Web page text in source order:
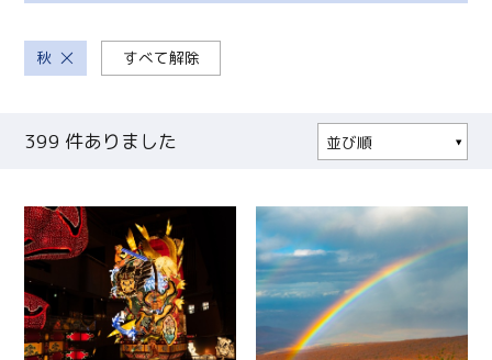
秋 すべて解除
399 件ありました
並び順
更新日順